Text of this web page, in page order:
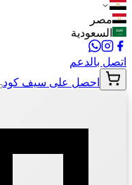
مصر
السعودية
اتصل بالدعم
احصل على سيف كود